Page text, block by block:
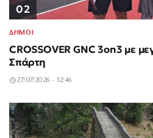
02
ΔΗΜΟΙ
CROSSOVER GNC 3on3 με
Σπάρτη
27/07/2026 - 12:46